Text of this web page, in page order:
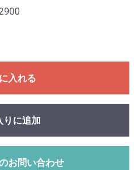
入れる
りに追加
お問い合わせ